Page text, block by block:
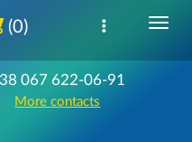
067 622-06-91
More contacts
(0)